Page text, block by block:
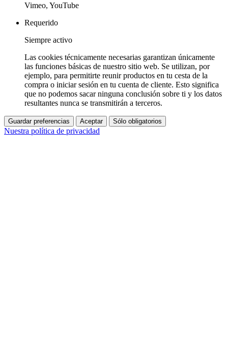
Vimeo, YouTube
Requerido
Siempre activo
Las cookies técnicamente necesarias garantizan únicamente
las funciones básicas de nuestro sitio web. Se utilizan, por
ejemplo, para permitirte reunir productos en tu cesta de la
compra o iniciar sesión en tu cuenta de cliente. Esto significa
que no podemos sacar ninguna conclusión sobre ti y los datos
resultantes nunca se transmitirán a terceros.
Guardar preferencias Aceptar Sólo obligatorios
Nuestra política de privacidad